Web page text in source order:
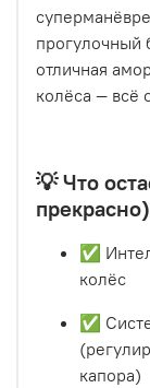
прогулочный
отличная
колёса — всё
💡 Что
✅
колёс
✅
капора)